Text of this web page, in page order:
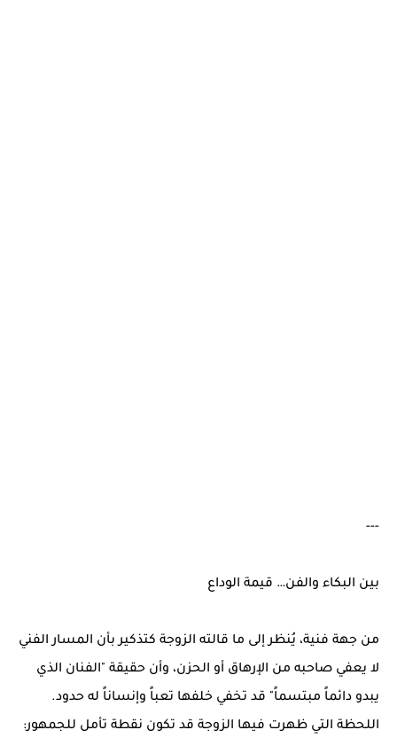
---
بين البكاء والفن… قيمة الوداع
من جهة فنية، يُنظر إلى ما قالته الزوجة كتذكير بأن المسار الفني
لا يعفي صاحبه من الإرهاق أو الحزن، وأن حقيقة "الفنان الذي
يبدو دائماً مبتسماً" قد تخفي خلفها تعباً وإنساناً له حدود.
اللحظة التي ظهرت فيها الزوجة قد تكون نقطة تأمل للجمهور: